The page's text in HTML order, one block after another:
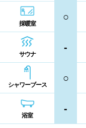
採暖室
○
サウナ
-
シャワーブース
○
浴室
-
高知県
福岡県
熊本県
鹿児島県
給水機
血圧計
貴重品ロッカー
コイン返却式ロッカ
シャンプー類